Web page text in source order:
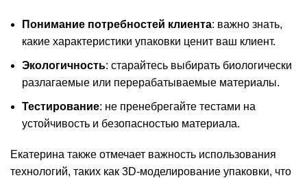
Понимание потребностей клиента: важно знать,
какие характеристики упаковки ценит ваш клиент.
Экологичность: старайтесь выбирать биологически
разлагаемые или перерабатываемые материалы.
Тестирование: не пренебрегайте тестами на
устойчивость и безопасностью материала.
Екатерина также отмечает важность использования
технологий, таких как 3D-моделирование упаковки, что